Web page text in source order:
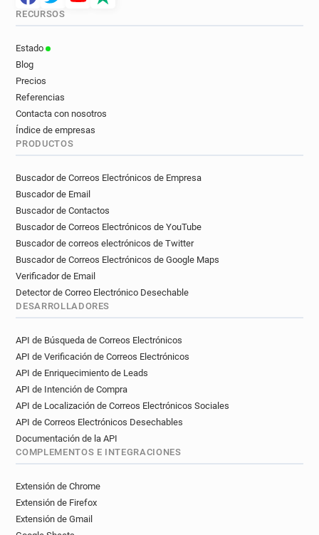
RECURSOS
Estado
Blog
Precios
Referencias
Contacta con nosotros
Índice de empresas
PRODUCTOS
Buscador de Correos Electrónicos de Empresa
Buscador de Email
Buscador de Contactos
Buscador de Correos Electrónicos de YouTube
Buscador de correos electrónicos de Twitter
Buscador de Correos Electrónicos de Google Maps
Verificador de Email
Detector de Correo Electrónico Desechable
DESARROLLADORES
API de Búsqueda de Correos Electrónicos
API de Verificación de Correos Electrónicos
API de Enriquecimiento de Leads
API de Intención de Compra
API de Localización de Correos Electrónicos Sociales
API de Correos Electrónicos Desechables
Documentación de la API
COMPLEMENTOS E INTEGRACIONES
Extensión de Chrome
Extensión de Firefox
Extensión de Gmail